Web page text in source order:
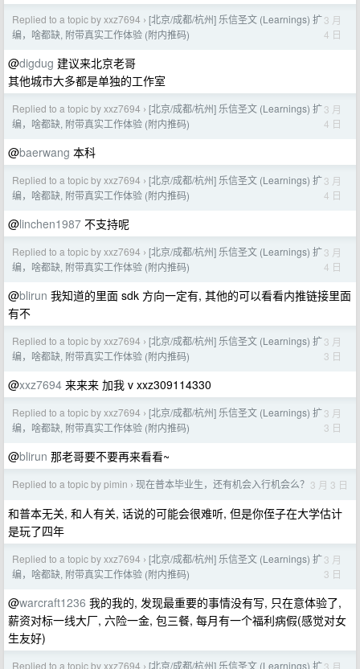
Replied to a topic by xxz7694 › [北京/成都/杭州] 乐信圣文 (Learnings) 扩
编，啥都缺, 附带真实工作体验 (附内推码)
3 月
4 日
@digdug 建议来北京老哥
其他城市大多都是单独的工作室
Replied to a topic by xxz7694 › [北京/成都/杭州] 乐信圣文 (Learnings) 扩
编，啥都缺, 附带真实工作体验 (附内推码)
3 月
4 日
@baerwang 本科
Replied to a topic by xxz7694 › [北京/成都/杭州] 乐信圣文 (Learnings) 扩
编，啥都缺, 附带真实工作体验 (附内推码)
3 月
4 日
@linchen1987 不支持呢
Replied to a topic by xxz7694 › [北京/成都/杭州] 乐信圣文 (Learnings) 扩
编，啥都缺, 附带真实工作体验 (附内推码)
3 月
4 日
@blirun 我知道的里面 sdk 方向一定有, 其他的可以看看内推链接里面
有不
Replied to a topic by xxz7694 › [北京/成都/杭州] 乐信圣文 (Learnings) 扩
编，啥都缺, 附带真实工作体验 (附内推码)
3 月
3 日
@xxz7694 来来来 加我 v xxz309114330
Replied to a topic by xxz7694 › [北京/成都/杭州] 乐信圣文 (Learnings) 扩
编，啥都缺, 附带真实工作体验 (附内推码)
3 月
3 日
@blirun 那老哥要不要再来看看~
Replied to a topic by pimin › 现在普本毕业生，还有机会入行机会么？ 3 月 3 日
和普本无关, 和人有关, 话说的可能会很难听, 但是你侄子在大学估计
是玩了四年
Replied to a topic by xxz7694 › [北京/成都/杭州] 乐信圣文 (Learnings) 扩
编，啥都缺, 附带真实工作体验 (附内推码)
3 月
3 日
@warcraft1236 我的我的, 发现最重要的事情没有写, 只在意体验了,
薪资对标一线大厂, 六险一金, 包三餐, 每月有一个福利病假(感觉对女
生友好)
Replied to a topic by xxz7694 › [北京/成都/杭州] 乐信圣文 (Learnings) 扩3 月